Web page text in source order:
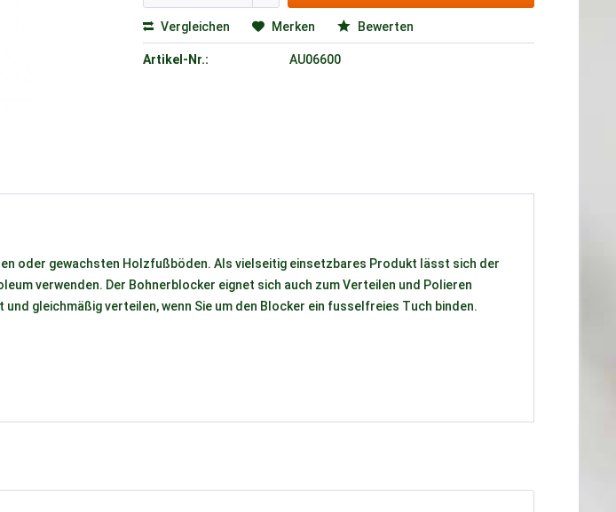
Vergleichen Merken Bewerten
Artikel-Nr.: AU06600
oder gewachsten Holzfußböden. Als vielseitig einsetzbares Produkt lässt sich der
verwenden. Der Bohnerblocker eignet sich auch zum Verteilen und Polieren
gleichmäßig verteilen, wenn Sie um den Blocker ein fusselfreies Tuch binden.